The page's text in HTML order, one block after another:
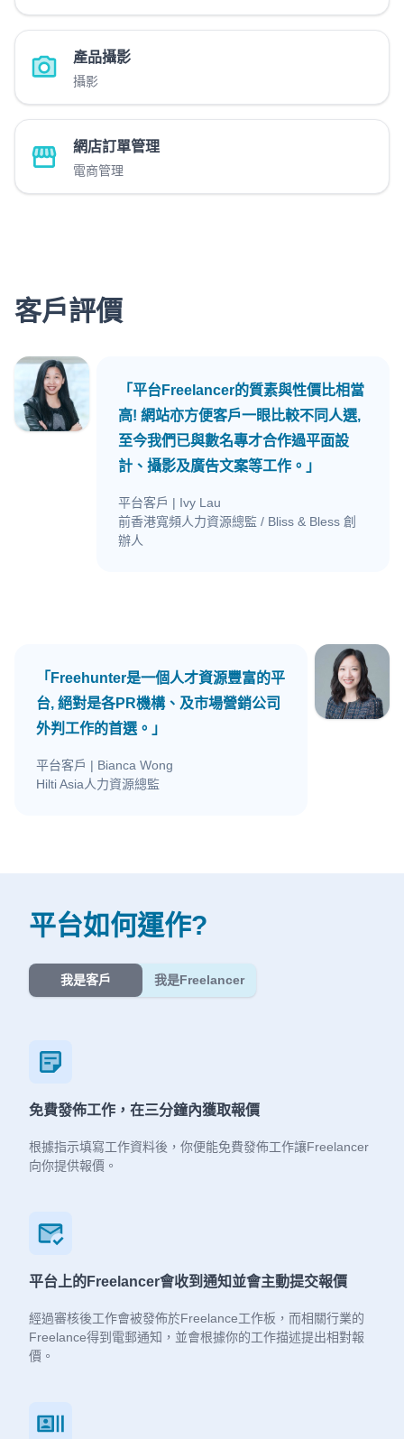
產品攝影
攝影
網店訂單管理
電商管理
客戶評價
「平台Freelancer的質素與性價比相當
高! 網站亦方便客戶一眼比較不同人選,
至今我們已與數名專才合作過平面設
計、攝影及廣告文案等工作。」
平台客戶 | Ivy Lau
前香港寬頻人力資源總監 / Bliss & Bless 創
辦人
「Freehunter是一個人才資源豐富的平
台, 絕對是各PR機構、及市場營銷公司
外判工作的首選。」
平台客戶 | Bianca Wong
Hilti Asia人力資源總監
平台如何運作?
我是客戶 我是Freelancer
免費發佈工作，在三分鐘內獲取報價
根據指示填寫工作資料後，你便能免費發佈工作讓Freelancer
向你提供報價。
平台上的Freelancer會收到通知並會主動提交報價
經過審核後工作會被發佈於Freelance工作板，而相關行業的
Freelance得到電郵通知，並會根據你的工作描述提出相對報
價。